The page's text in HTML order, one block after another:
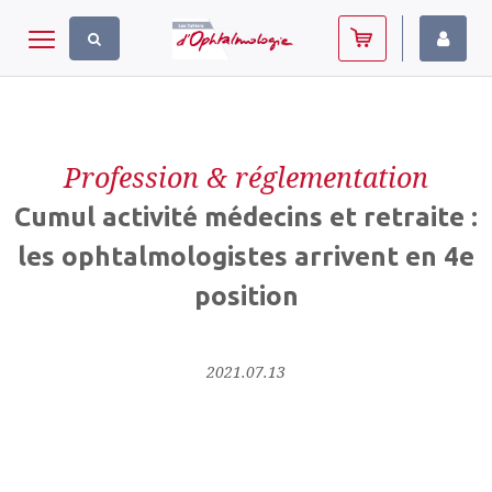
Toggle navigation
Profession & réglementation
Cumul activité médecins et retraite :
les ophtalmologistes arrivent en 4e
position
2021.07.13
Panneau de gestion des cookies